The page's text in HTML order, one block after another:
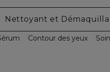
Nettoyant et
Contour des yeux